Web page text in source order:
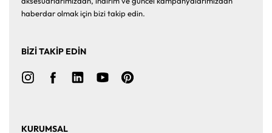
haberdar olmak için bizi takip edin.
BİZİ TAKİP EDİN
KURUMSAL